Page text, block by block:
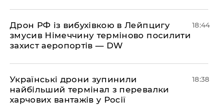
​Дрон РФ із вибухівкою в Лейпцигу
змусив Німеччину терміново посилити
захист аеропортів — DW
18:44
​Українські дрони зупинили
найбільший термінал з перевалки
харчових вантажів у Росії
18:38